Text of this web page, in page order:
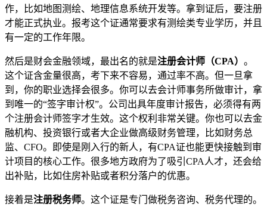
作，比如地图测绘、地理信息系统开发等。拿到证后，要注册
才能正式执业。报考这个证通常要求有测绘类专业学历，并且
有一定的工作年限。
然后是财会金融领域，最出名的就是注册会计师（CPA） 。
这个证含金量很高，考下来不容易，通过率不高。但一旦拿
到，你的职业选择会很多。你可以去会计师事务所做审计，拿
到唯一的“签字审计权”。公司出具年度审计报告，必须得有两
个注册会计师签字才生效。这个权利非常关键。你也可以去金
融机构、投资银行或者大企业做高级财务管理，比如财务总
监、CFO。即使是刚入行的新人，有CPA证也能更快接触到审
计项目的核心工作。很多地方政府为了吸引CPA人才，还会给
出补贴，比如住房补贴或者积分落户的优惠。
接着是注册税务师。这个证是专门做税务咨询、税务代理的。